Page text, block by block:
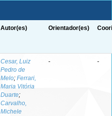
Autor(es) Orientador(es)
Cesar, Luiz
Pedro de
Melo; Ferrari,
Maria Vitória
Duarte;
Carvalho,
Michele
- -